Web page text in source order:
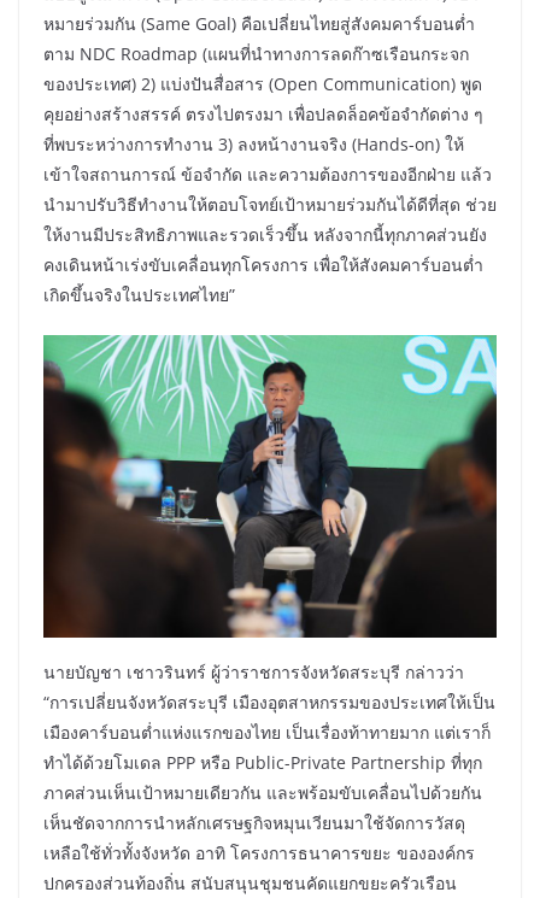
หมายร่วมกัน (Same Goal) คือเปลี่ยนไทยสู่สังคมคาร์บอนต่ำ
ตาม NDC Roadmap (แผนที่นำทางการลดก๊าซเรือนกระจก
ของประเทศ) 2) แบ่งปันสื่อสาร (Open Communication) พูด
คุยอย่างสร้างสรรค์ ตรงไปตรงมา เพื่อปลดล็อคข้อจำกัดต่าง ๆ
ที่พบระหว่างการทำงาน 3) ลงหน้างานจริง (Hands-on) ให้
เข้าใจสถานการณ์ ข้อจำกัด และความต้องการของอีกฝ่าย แล้ว
นำมาปรับวิธีทำงานให้ตอบโจทย์เป้าหมายร่วมกันได้ดีที่สุด ช่วย
ให้งานมีประสิทธิภาพและรวดเร็วขึ้น หลังจากนี้ทุกภาคส่วนยัง
คงเดินหน้าเร่งขับเคลื่อนทุกโครงการ เพื่อให้สังคมคาร์บอนต่ำ
เกิดขึ้นจริงในประเทศไทย”
นายบัญชา เชาวรินทร์ ผู้ว่าราชการจังหวัดสระบุรี กล่าวว่า
“การเปลี่ยนจังหวัดสระบุรี เมืองอุตสาหกรรมของประเทศให้เป็น
เมืองคาร์บอนต่ำแห่งแรกของไทย เป็นเรื่องท้าทายมาก แต่เราก็
ทำได้ด้วยโมเดล PPP หรือ Public-Private Partnership ที่ทุก
ภาคส่วนเห็นเป้าหมายเดียวกัน และพร้อมขับเคลื่อนไปด้วยกัน
เห็นชัดจากการนำหลักเศรษฐกิจหมุนเวียนมาใช้จัดการวัสดุ
เหลือใช้ทั่วทั้งจังหวัด อาทิ โครงการธนาคารขยะ ขององค์กร
ปกครองส่วนท้องถิ่น สนับสนุนชุมชนคัดแยกขยะครัวเรือน